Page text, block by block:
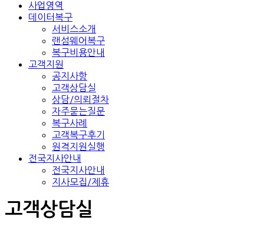
사업영역
데이터복구
서비스소개
랜섬웨어복구
복구비용안내
고객지원
공지사항
고객상담실
상담/의뢰절차
자주묻는질문
복구사례
고객복구후기
원격지원실행
전국지사안내
전국지사안내
지사모집/제휴
고객상담실